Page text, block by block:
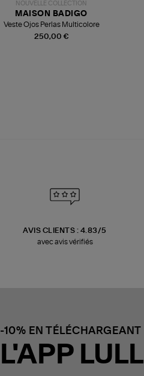
NOUVELLE COLLECTION
250,00 €
MAISON BADIGO
Veste Ojos Perlas Multicolore
AVIS CLIENTS : 4.83/5
avec avis vérifiés
-10% EN TÉLÉCHARGEANT
L'APP LULLI